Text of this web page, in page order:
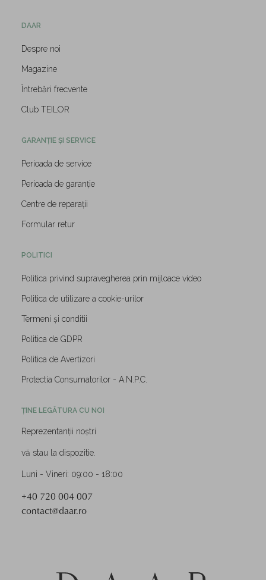
DAAR
Despre noi
Magazine
Întrebări frecvente
Club TEILOR
GARANȚIE ȘI SERVICE
Perioada de service
Perioada de garanție
Centre de reparații
Formular retur
POLITICI
Politica privind supravegherea prin mijloace video
Politica de utilizare a cookie-urilor
Termeni și conditii
Politica de GDPR
Politica de Avertizori
Protectia Consumatorilor - A.N.P.C.
ȚINE LEGĂTURA CU NOI
Reprezentanții noștri
vă stau la dispozitie.
Luni - Vineri: 09:00 - 18:00
+40 720 004 007
contact@daar.ro